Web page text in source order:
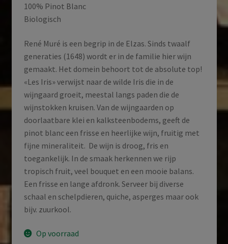
100% Pinot Blanc
Biologisch
René Muré is een begrip in de Elzas. Sinds twaalf
generaties (1648) wordt er in de familie hier wijn
gemaakt. Het domein behoort tot de absolute top!
«Les Iris» verwijst naar de wilde Iris die in de
wijngaard groeit, meestal langs paden die de
wijnstokken kruisen. Van de wijngaarden op
doorlaatbare klei en kalksteenbodems, geeft de
pinot blanc een frisse en heerlijke wijn, fruitig met
fijne mineraliteit. De wijn is droog, fris en
toegankelijk. In de smaak herkennen we rijp
tropisch fruit, veel bouquet en een mooie balans.
Een frisse en lange afdronk. Serveer bij diverse
schaal en schelpdieren, quiche, asperges maar ook
bijv. zuurkool.
Op voorraad